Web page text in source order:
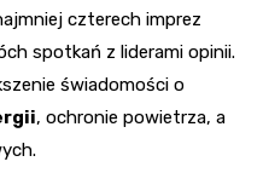
czterech imprez
spotkań z liderami opinii.
świadomości o
, ochronie powietrza, a